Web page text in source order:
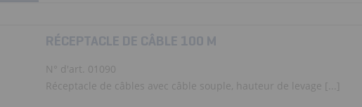
RÉCEPTACLE DE CÂBLE 100 M
N° d'art. 01090
Réceptacle de câbles avec câble souple, hauteur de levage [...]